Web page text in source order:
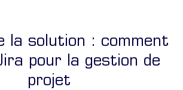
la solution : comment
pour la gestion de
projet